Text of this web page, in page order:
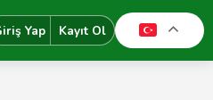
Yap Kayıt Ol